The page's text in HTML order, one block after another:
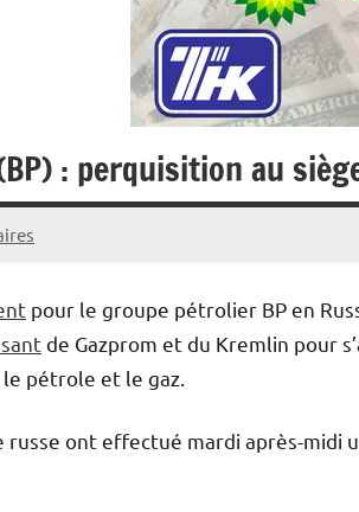
: perquisition au
pour le groupe pétrolier BP en
de Gazprom et du Kremlin pour
pétrole et le gaz.
russe ont effectué mardi après-